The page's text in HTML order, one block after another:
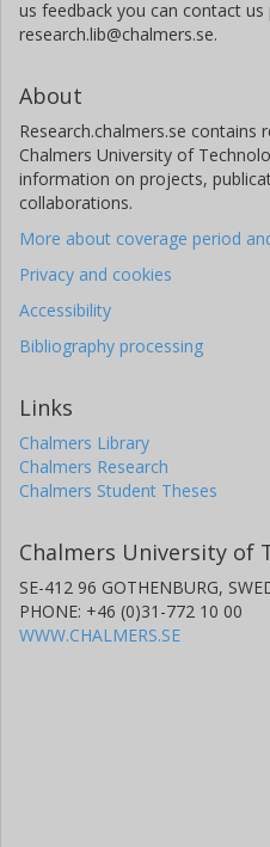
us feedback you can contact us
research.lib@chalmers.se.
About
Research.chalmers.se
Chalmers University of
information on projects,
collaborations.
More about coverage period
Privacy and cookies
Accessibility
Bibliography processing
Links
Chalmers Library
Chalmers Research
Chalmers Student Theses
Chalmers University of
SE-412 96 GOTHENBURG,
PHONE: +46 (0)31-772 10 00
WWW.CHALMERS.SE